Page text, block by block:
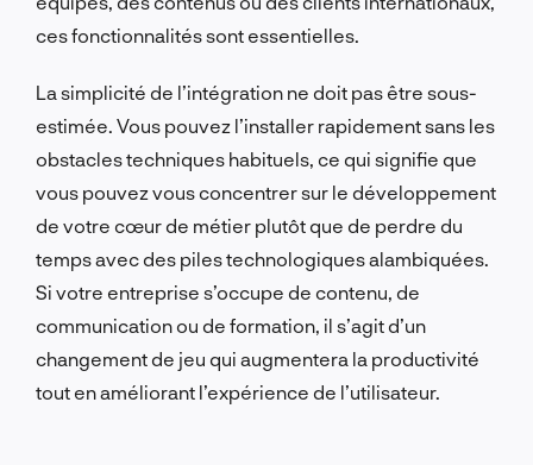
ces fonctionnalités sont essentielles.
La simplicité de l’intégration ne doit pas être sous-
estimée. Vous pouvez l’installer rapidement sans les
obstacles techniques habituels, ce qui signifie que
vous pouvez vous concentrer sur le développement
de votre cœur de métier plutôt que de perdre du
temps avec des piles technologiques alambiquées.
Si votre entreprise s’occupe de contenu, de
communication ou de formation, il s’agit d’un
changement de jeu qui augmentera la productivité
tout en améliorant l’expérience de l’utilisateur.